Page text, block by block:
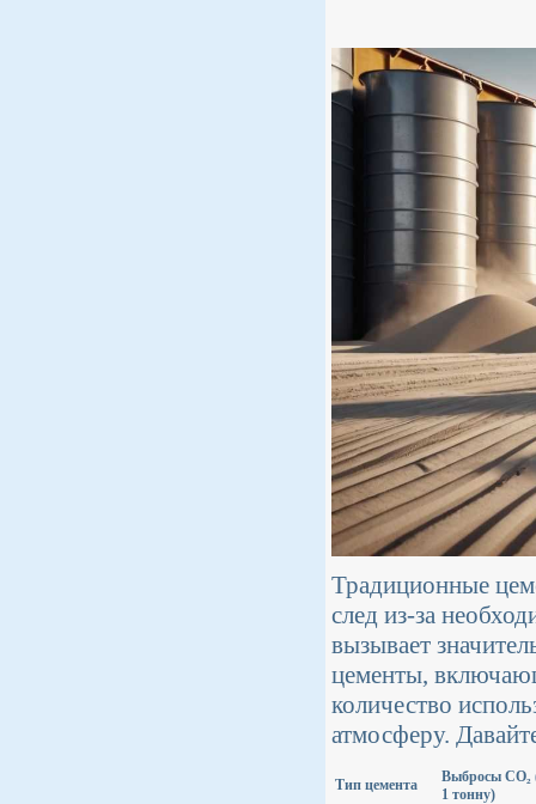
Традиционные
след из-за
вызывает
цементы,
количество
атмосферу.
Тип цемента
Выбросы CO₂
1 тонну)